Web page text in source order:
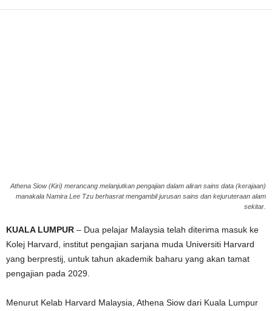
Athena Siow (Kiri) merancang melanjutkan pengajian dalam aliran sains data (kerajaan)
manakala Namira Lee Tzu berhasrat mengambil jurusan sains dan kejuruteraan alam
sekitar.
KUALA LUMPUR – Dua pelajar Malaysia telah diterima masuk ke
Kolej Harvard, institut pengajian sarjana muda Universiti Harvard
yang berprestij, untuk tahun akademik baharu yang akan tamat
pengajian pada 2029.
Menurut Kelab Harvard Malaysia, Athena Siow dari Kuala Lumpur